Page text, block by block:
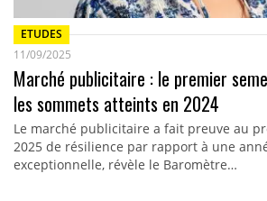
ETUDES
11/09/2025
Marché publicitaire : le premier
les sommets atteints en 2024
Le marché publicitaire a fait preuve au
2025 de résilience par rapport à une
exceptionnelle, révèle le Baromètre…